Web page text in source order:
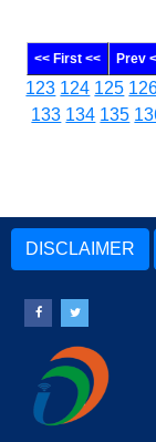
<< First << Prev <
123 124 125
133 134 135
DISCLAIMER